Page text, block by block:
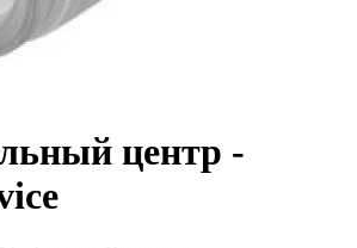
центр -